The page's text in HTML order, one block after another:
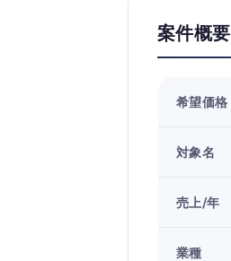
案件概要
希望価格
対象名
売上/年
業種